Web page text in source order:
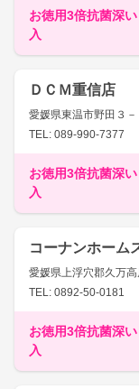
お徳用3倍抗菌深
入
ＤＣＭ重信店
愛媛県東温市野田３－
TEL: 089-990-7377
お徳用3倍抗菌深
入
コーナンホーム
愛媛県上浮穴郡久万
TEL: 0892-50-0181
お徳用3倍抗菌深
入